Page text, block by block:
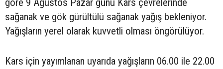
göre 9 Ağustos Pazar günü Kars çevrelerinde
sağanak ve gök gürültülü sağanak yağış bekleniyor.
Yağışların yerel olarak kuvvetli olması öngörülüyor.
Kars için yayımlanan uyarıda yağışların 06.00 ile 22.00